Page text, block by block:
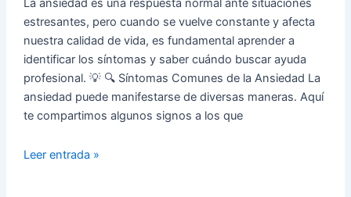
💡
La ansiedad es una respuesta normal ante situaciones
estresantes, pero cuando se vuelve constante y afecta
nuestra calidad de vida, es fundamental aprender a
identificar los síntomas y saber cuándo buscar ayuda
profesional. 💡 🔍 Síntomas Comunes de la Ansiedad La
ansiedad puede manifestarse de diversas maneras. Aquí
te compartimos algunos signos a los que
Reconociendo
Leer entrada »